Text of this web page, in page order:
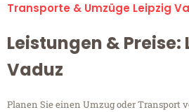
Transporte & Umzüge Leipzig
Leistungen & Preise:
Vaduz
Planen Sie einen Umzug oder Transport